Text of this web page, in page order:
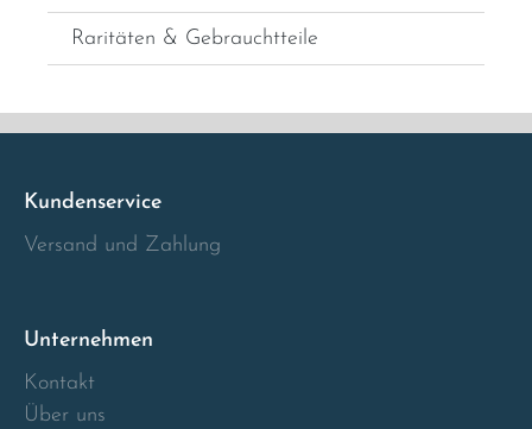
Raritäten & Gebrauchtteile
Kundenservice
Versand und Zahlung
Unternehmen
Kontakt
Über uns
Hungary
Latvia
Luxembourg
Macedonia